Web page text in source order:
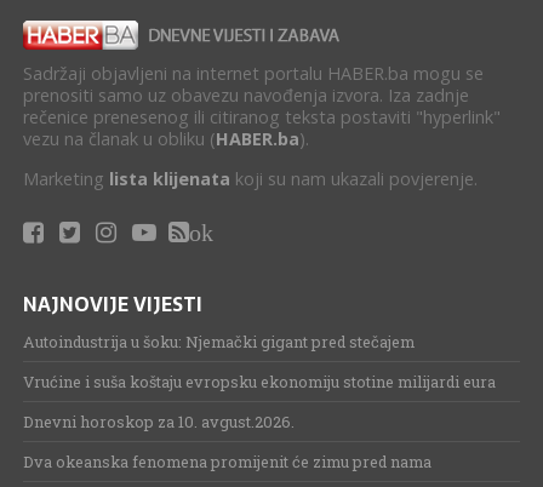
Sadržaji objavljeni na internet portalu HABER.ba mogu se
prenositi samo uz obavezu navođenja izvora. Iza zadnje
rečenice prenesenog ili citiranog teksta postaviti "hyperlink"
vezu na članak u obliku (HABER.ba).
Marketing lista klijenata koji su nam ukazali povjerenje.
ok
NAJNOVIJE VIJESTI
Autoindustrija u šoku: Njemački gigant pred stečajem
Vrućine i suša koštaju evropsku ekonomiju stotine milijardi eura
Dnevni horoskop za 10. avgust.2026.
Dva okeanska fenomena promijenit će zimu pred nama